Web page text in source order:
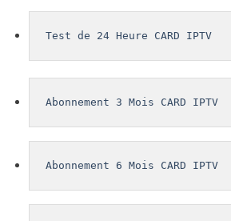
Test de 24 Heure CARD IPTV
Abonnement 3 Mois CARD IPTV
Abonnement 6 Mois CARD IPTV